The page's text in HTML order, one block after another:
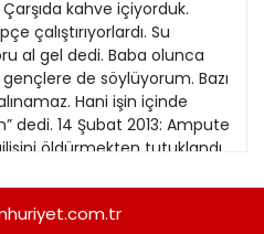
kahve içiyorduk.
çalıştırıyorlardı. Su
al gel dedi. Baba olunca
de söylüyorum. Bazı
Hani işin içinde
dedi. 14 Şubat 2013: Ampute
öldürmekten tutuklandı.
Nisan: Çarpraz sorgulama
Pistorius’un akli sağlığının